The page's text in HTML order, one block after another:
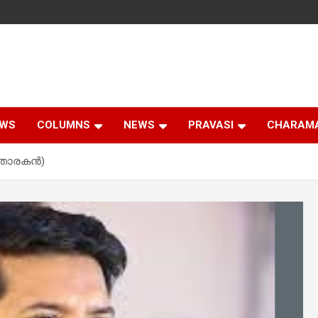
COLUMNS NEWS PRAVASI